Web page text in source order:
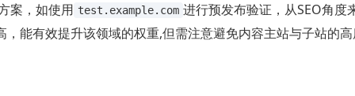
案，如使用 test.example.com 进行预发布验证，从SEO角度
能有效提升该领域的权重,但需注意避免内容主站与子站的高